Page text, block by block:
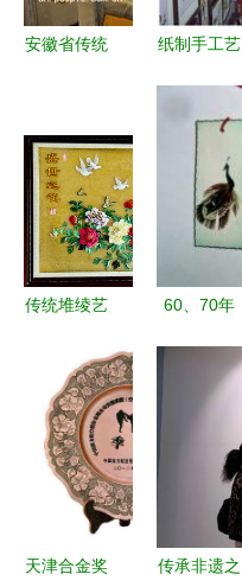
安徽省传统
日上演
纸制手工艺
力与环保价
值
传统堆绫艺
间的文化瑰
宝
60、70年
中国工艺美
与水彩记忆
天津合金奖 传承非遗之